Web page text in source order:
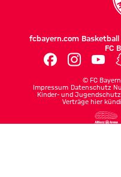
fcbayern.com Basketball
FC
© FC
Impressum Datenschutz
Kinder- und Jugendschutz
Verträge hier